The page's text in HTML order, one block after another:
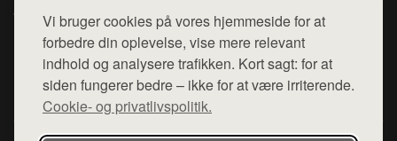
Vi bruger cookies på vores hjemmeside for at
forbedre din oplevelse, vise mere relevant
indhold og analysere trafikken. Kort sagt: for at
siden fungerer bedre – ikke for at være irriterende.
Cookie- og privatlivspolitik.
Top Rabatter
Blog
Kontakt
Mail: hej@want.dk
Cookie- og privatlivspolitik